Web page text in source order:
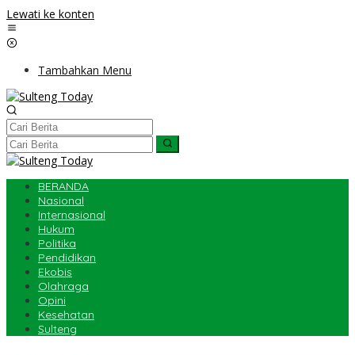
Lewati ke konten
Tambahkan Menu
BERANDA
Nasional
Internasional
Hukum
Politika
Pendidikan
Ekobis
Olahraga
Opini
Kesehatan
Sulteng